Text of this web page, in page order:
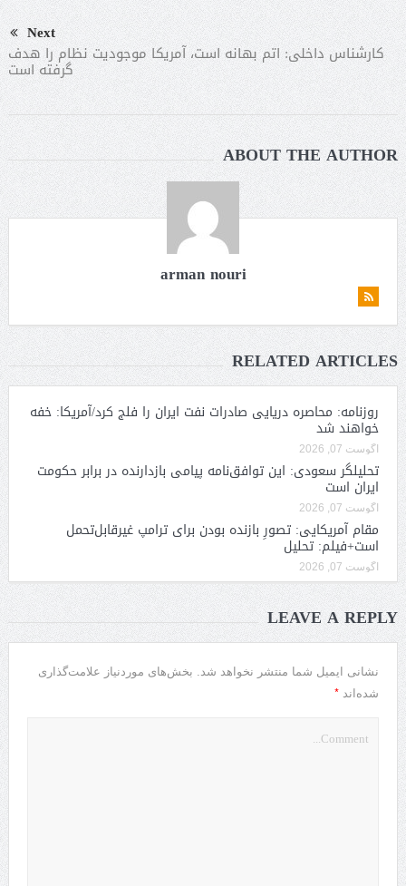
Next
کارشناس داخلی: اتم بهانه است، آمریکا موجودیت نظام را هدف
گرفته است
ABOUT THE AUTHOR
arman nouri
RELATED ARTICLES
روزنامه: محاصره دریایی صادرات نفت ایران را فلج کرد/آمریکا: خفه
خواهند شد
آگوست 07, 2026
تحلیلگر سعودی: این توافق‌نامه پیامی بازدارنده در برابر حکومت
ایران است
آگوست 07, 2026
مقام آمریکایی: تصورِ بازنده بودن برای ترامپ غیرقابل‌تحمل
است+فیلم: تحلیل
آگوست 07, 2026
LEAVE A REPLY
نشانی ایمیل شما منتشر نخواهد شد. بخش‌های موردنیاز علامت‌گذاری
شده‌اند *